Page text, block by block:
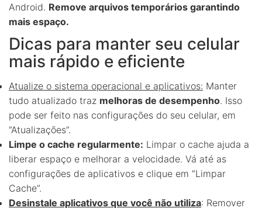
Android. Remove arquivos temporários garantindo
mais espaço.
Dicas para manter seu celular
mais rápido e eficiente
Atualize o sistema operacional e aplicativos: Manter
tudo atualizado traz melhoras de desempenho. Isso
pode ser feito nas configurações do seu celular, em
“Atualizações”.
Limpe o cache regularmente: Limpar o cache ajuda a
liberar espaço e melhorar a velocidade. Vá até as
configurações de aplicativos e clique em “Limpar
Cache”.
Desinstale aplicativos que você não utiliza: Remover